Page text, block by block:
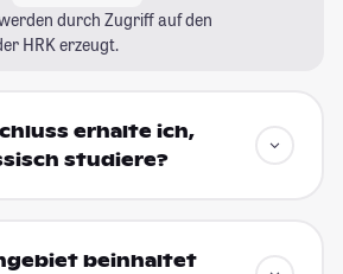
durch Zugriff auf den
HRK erzeugt.
erhalte ich,
studiere?
beinhaltet